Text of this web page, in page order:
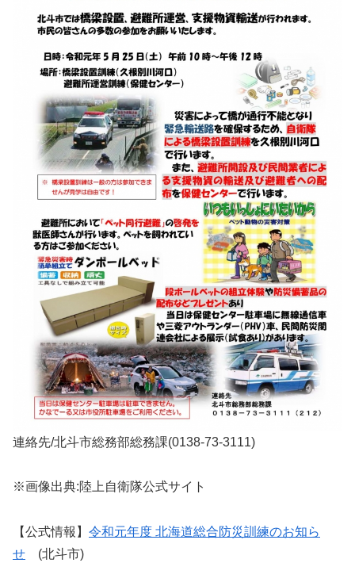
連絡先/北斗市総務部総務課(0138-73-3111)
※画像出典:陸上自衛隊公式サイト
【公式情報】 令和元年度 北海道総合防災訓練のお知ら
せ (北斗市)